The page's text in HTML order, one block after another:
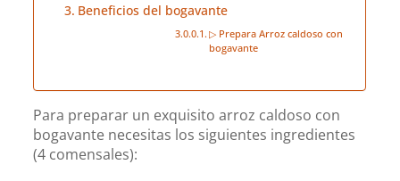
Beneficios del bogavante
▷ Prepara Arroz caldoso con
bogavante
Para preparar un exquisito arroz caldoso con
bogavante necesitas los siguientes ingredientes
(4 comensales):